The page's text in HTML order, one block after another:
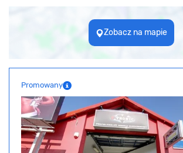
Zobacz na mapie
Promowany